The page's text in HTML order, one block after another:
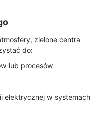
zielone centra
do:
lub procesów
elektrycznej w systemach